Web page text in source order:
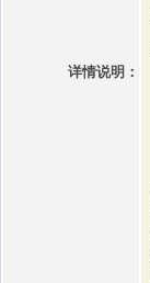
详情说明：